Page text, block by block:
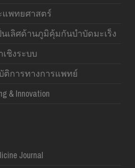
พทยศาสตร์
เลิศด้านภูมิคุ้มกันบำบัดมะเร็ง
ชิงระบบ
ติการทางการแพทย์
& Innovation
Journal